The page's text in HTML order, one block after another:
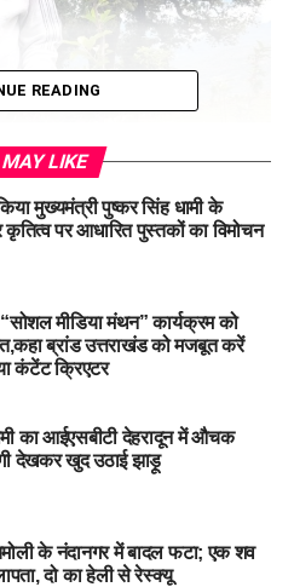
द्वारा एप्पल मिशन के तहत सेब
प्रतिशत तक की सब्सिडी प्रदान की
को आर्थिक रूप से सशक्त बनाने
सहायक सिद्ध हो रही है।
READING
MAY LIKE
मुख्यमंत्री पुष्कर सिंह धामी के
कृतित्व पर आधारित पुस्तकों का विमोचन
मीडिया मंथन” कार्यक्रम को
ब्रांड उत्तराखंड को मजबूत करें
कंटेंट क्रिएटर
का आईएसबीटी देहरादून में औचक
देखकर खुद उठाई झाड़ू
के नंदानगर में बादल फटा; एक शव
दो का हेली से रेस्क्यू